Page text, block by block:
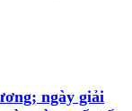
ngày giải